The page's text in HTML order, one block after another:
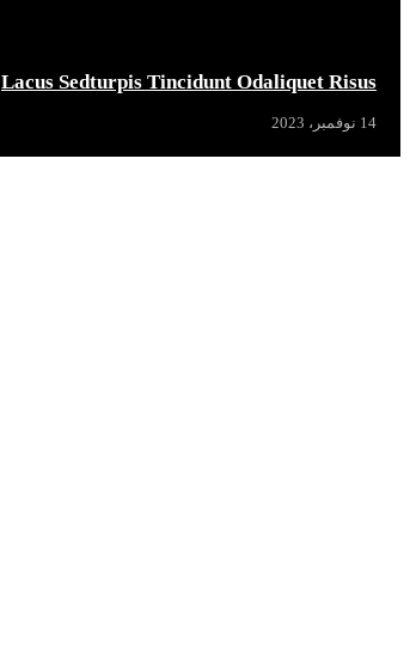
Lacus Sedturpis Tincidunt Odaliquet Risus
14 نوفمبر، 2023